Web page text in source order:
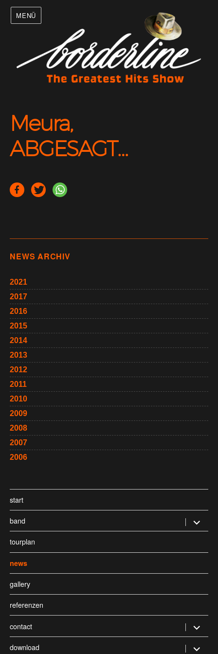
MENÜ
Meura,
ABGESAGT…
NEWS ARCHIV
2021
2017
2016
2015
2014
2013
2012
2011
2010
2009
2008
2007
2006
start
band
öffnen
tourplan
news
gallery
referenzen
contact
öffnen
download